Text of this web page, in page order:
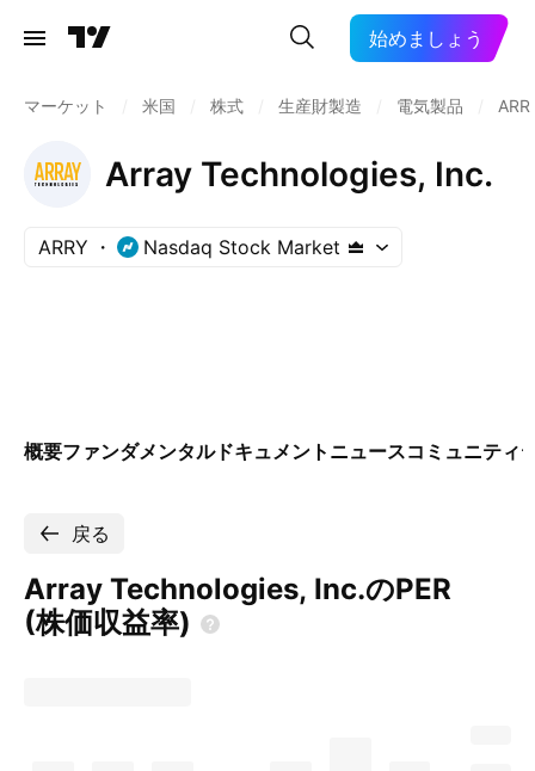
始めましょう
マーケット 米国 株式 生産財製造 電気製品
Array Technologies, Inc.
ARRY Nasdaq Stock Market
概要ファンダメンタルドキュメント ニュースコミュニティ
戻る
Array Technologies, Inc.のPER
(株価収益率)